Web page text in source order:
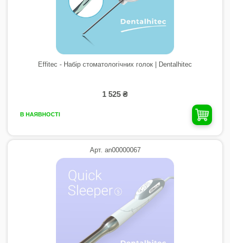
Effitec - Набір стоматологічних голок | Dentalhitec
1 525 ₴
В НАЯВНОСТІ
Арт. an00000067